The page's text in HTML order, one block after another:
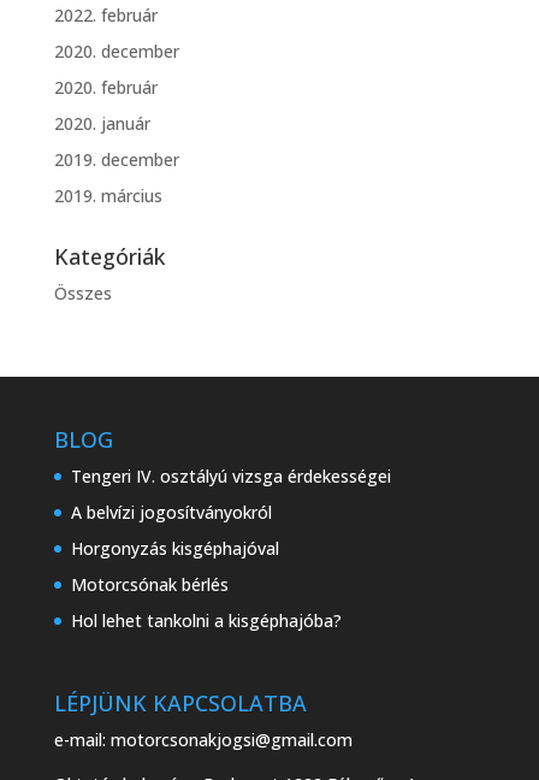
2022. február
2020. december
2020. február
2020. január
2019. december
2019. március
Kategóriák
Összes
BLOG
Tengeri IV. osztályú vizsga érdekességei
A belvízi jogosítványokról
Horgonyzás kisgéphajóval
Motorcsónak bérlés
Hol lehet tankolni a kisgéphajóba?
LÉPJÜNK KAPCSOLATBA
e-mail: motorcsonakjogsi@gmail.com